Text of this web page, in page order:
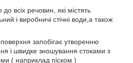
до всіх речовин, які містять
і виробничі стічні води,а також
запобігає утворенню
і швидке зношування стоками з
( наприклад піском )